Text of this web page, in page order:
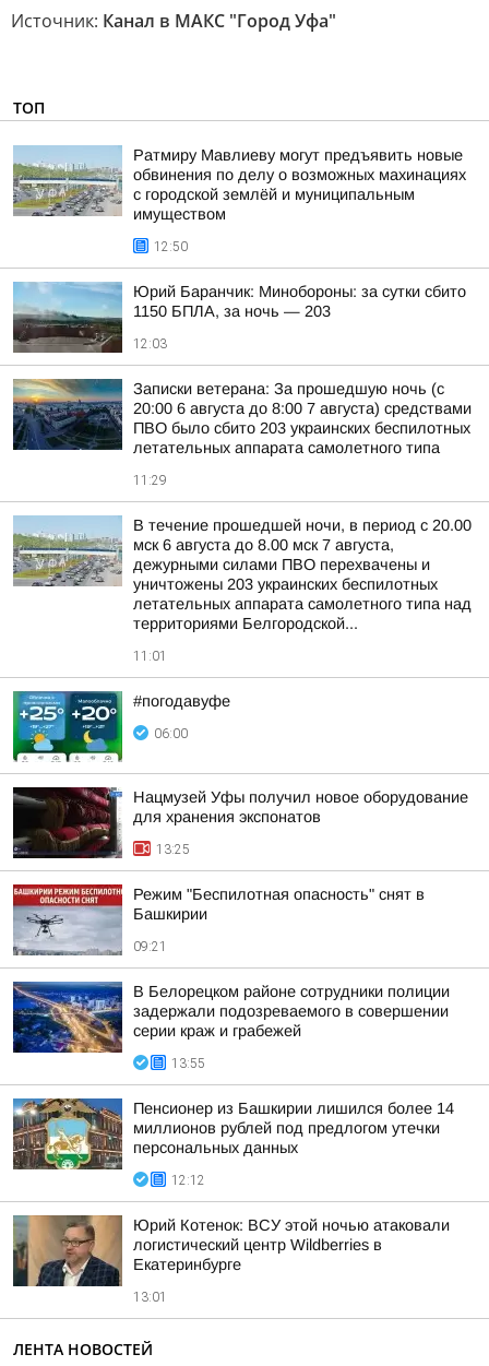
Источник: Канал в МАКС "Город Уфа"
ТОП
Ратмиру Мавлиеву могут предъявить новые
обвинения по делу о возможных махинациях
с городской землёй и муниципальным
имуществом
12:50
Юрий Баранчик: Минобороны: за сутки сбито
1150 БПЛА, за ночь — 203
12:03
Записки ветерана: За прошедшую ночь (с
20:00 6 августа до 8:00 7 августа) средствами
ПВО было сбито 203 украинских беспилотных
летательных аппарата самолетного типа
11:29
В течение прошедшей ночи, в период с 20.00
мск 6 августа до 8.00 мск 7 августа,
дежурными силами ПВО перехвачены и
уничтожены 203 украинских беспилотных
летательных аппарата самолетного типа над
территориями Белгородской...
11:01
#погодавуфе
06:00
Нацмузей Уфы получил новое оборудование
для хранения экспонатов
13:25
Режим "Беспилотная опасность" снят в
Башкирии
09:21
В Белорецком районе сотрудники полиции
задержали подозреваемого в совершении
серии краж и грабежей
13:55
Пенсионер из Башкирии лишился более 14
миллионов рублей под предлогом утечки
персональных данных
12:12
Юрий Котенок: ВСУ этой ночью атаковали
логистический центр Wildberries в
Екатеринбурге
13:01
ЛЕНТА НОВОСТЕЙ